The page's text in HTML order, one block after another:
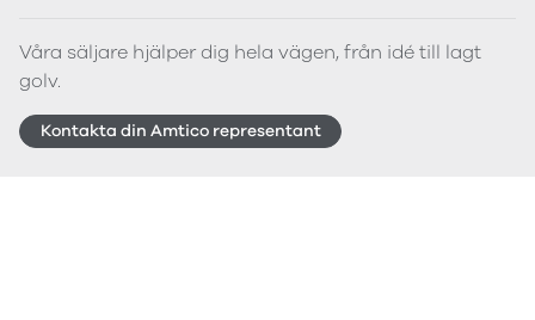
Våra säljare hjälper dig hela vägen, från idé till lagt
golv.
Kontakta din Amtico representant